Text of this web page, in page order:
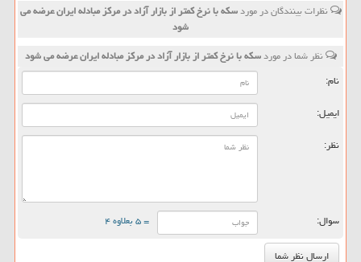
نظرات بینندگان در موردسکه با نرخ کمتر از بازار آزاد در مرکز مبادله ایران عرضه می
شود
نظر شما در موردسکه با نرخ کمتر از بازار آزاد در مرکز مبادله ایران عرضه می شود
نام:
ایمیل:
نظر:
سوال: = ۵ بعلاوه ۴